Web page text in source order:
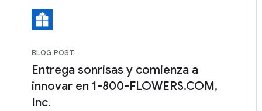
BLOG POST
Entrega sonrisas y comienza a
innovar en 1-800-FLOWERS.COM,
Inc.